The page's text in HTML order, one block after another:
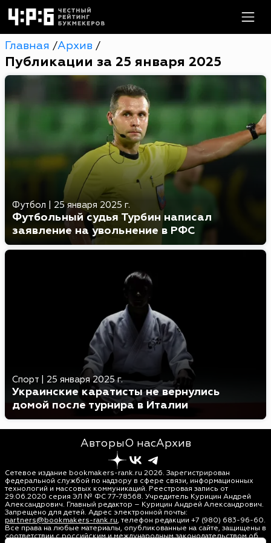
Главная /Архив /
Публикации за 25 января 2025
Футбол 25 января 2025 г.
Футбольный судья Турбин написал
заявление на увольнение в РФС
Спорт 25 января 2025 г.
Украинские каратисты не вернулись
домой после турнира в Италии
АвторыО насАрхив
Сетевое издание bookmakers-rank.ru 2026. Зарегистрирован
федеральной службой по надзору в сфере связи, информационных
технологий и массовых коммуникаций. Реестровая запись от
29.06.2020 серия ЭЛ № ФС 77-78568. Учредитель Курицин Андрей
Александрович. Главный редактор – Курицин Андрей Александрович.
Запрещено для детей. Адрес электронной почты:
partners@bookmakers-rank.ru, телефон редакции +7 (980) 683-96-60.
Все права на любые материалы, опубликованные на сайте, защищены в
соответствии с российским и международным законодательством об